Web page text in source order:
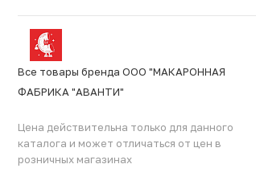
Все товары бренда ООО "МАКАРОННАЯ
ФАБРИКА "АВАНТИ"
Цена действительна только для данного
каталога и может отличаться от цен в
розничных магазинах